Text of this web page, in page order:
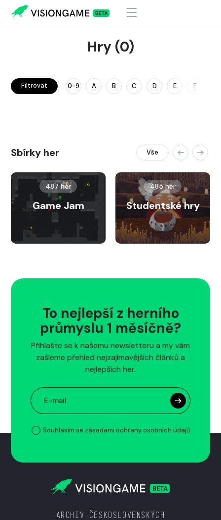
Hry (0)
Filtrovat 0-9 A B C D E F
Sbírky her Vše
487 her
Game Jam
485 her
Studentské hry
To nejlepší z herního
průmyslu 1 měsíčně?
Přihlašte se k našemu newsletteru a my vám
zašleme přehled nejzajímavějších článků a
nejlepších her.
Souhlasím se zásadami ochrany osobních údajů
ARCHIV ČESKOSLOVENSKÝCH